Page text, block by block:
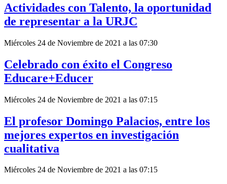
Actividades con Talento, la oportunidad
de representar a la URJC
Miércoles 24 de Noviembre de 2021 a las 07:30
Celebrado con éxito el Congreso
Educare+Educer
Miércoles 24 de Noviembre de 2021 a las 07:15
El profesor Domingo Palacios, entre los
mejores expertos en investigación
cualitativa
Miércoles 24 de Noviembre de 2021 a las 07:15